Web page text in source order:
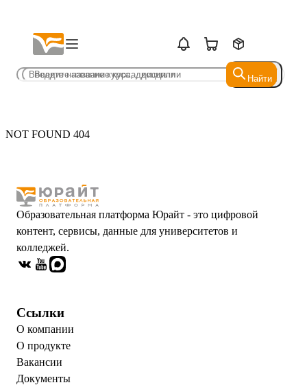
Найти
Найти
NOT FOUND 404
Образовательная платформа Юрайт - это цифровой
контент, сервисы, данные для университетов и
колледжей.
Ссылки
О компании
О продукте
Вакансии
Документы